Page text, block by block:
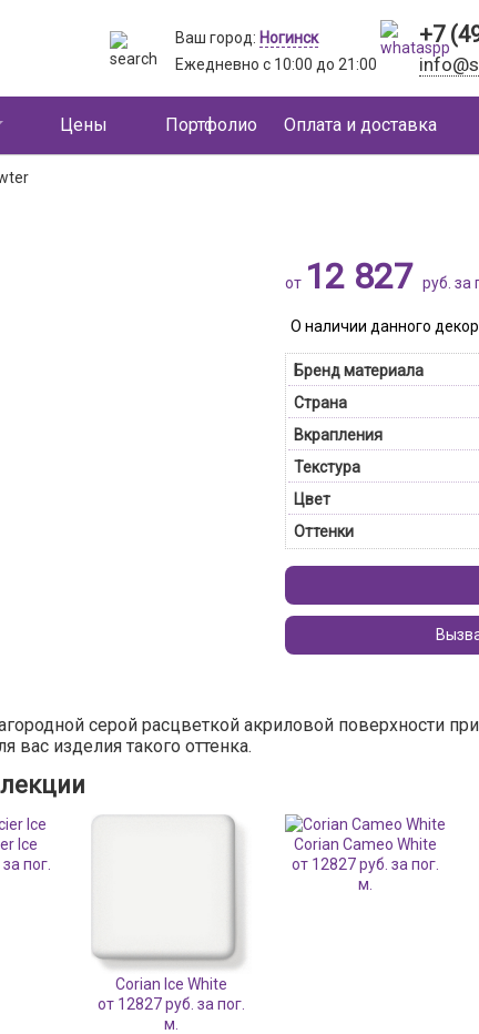
Ваш город: Ногинск
Ежедневнос 10:00 до 21:00
+7
Цены Портфолио Оплата и доставка
от 12 827 руб. за
О наличии данного
Бренд материала
Страна
Вкрапления
Текстура
Цвет
Оттенки
серой расцветкой акриловой поверхности
изделия такого оттенка.
Ice
пог.
Corian Ice White
от 12827 руб. за пог.
м.
Corian Cameo White
от 12827 руб. за пог.
м.